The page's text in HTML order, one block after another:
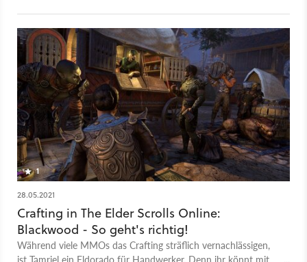
1
28.05.2021
Crafting in The Elder Scrolls Online:
Blackwood - So geht's richtig!
Während viele MMOs das Crafting sträflich vernachlässigen,
ist Tamriel ein Eldorado für Handwerker. Denn ihr könnt mit